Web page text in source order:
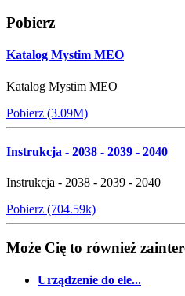
Pobierz
Katalog Mystim MEO
Katalog Mystim MEO
Pobierz (3.09M)
Instrukcja - 2038 - 2039 - 2040
Instrukcja - 2038 - 2039 - 2040
Pobierz (704.59k)
Może Cię to również
Urządzenie do ele...